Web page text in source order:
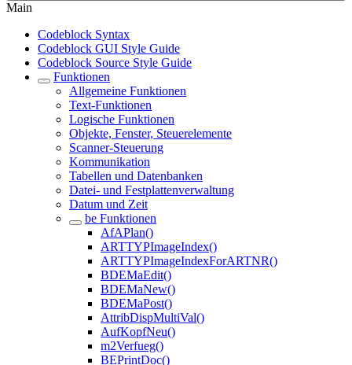
Main
Codeblock Syntax
Codeblock GUI Style Guide
Codeblock Source Style Guide
Funktionen
Allgemeine Funktionen
Text-Funktionen
Logische Funktionen
Objekte, Fenster, Steuerelemente
Scanner-Steuerung
Kommunikation
Tabellen und Datenbanken
Datei- und Festplattenverwaltung
Datum und Zeit
be Funktionen
AfAPlan()
ARTTYPImageIndex()
ARTTYPImageIndexForARTNR()
BDEMaEdit()
BDEMaNew()
BDEMaPost()
AttribDispMultiVal()
AufKopfNeu()
m2Verfueg()
BEPrintDoc()